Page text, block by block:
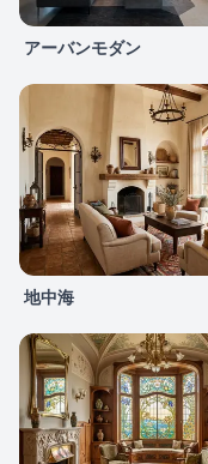
アーバンモダン
地中海